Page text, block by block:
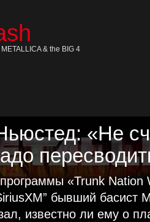
& the BIG 4
«Не
«Trunk Nation
бывший басист
известно ли ему о